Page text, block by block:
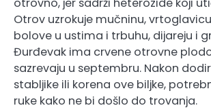
otrovno, jer sadrži heterozide koji
Otrov uzrokuje mučninu,
bolove u ustima i trbuhu, dijareju i
Đurđevak ima crvene otrovne
sazrevaju u septembru. Nakon
stabljike ili korena ove biljke,
ruke kako ne bi došlo do trovanja.